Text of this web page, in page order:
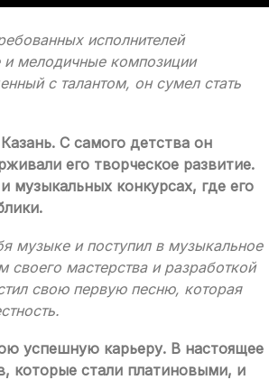
исполнителей
мелодичные композиции
с талантом, он сумел стать
С самого детства он
его творческое развитие.
музыкальных конкурсах, где его
музыке и поступил в музыкальное
мастерства и разработкой
свою первую песню, которая
успешную карьеру. В настоящее
которые стали платиновыми, и